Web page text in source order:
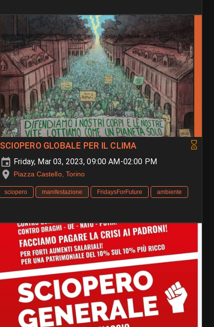
SCIOPERO GLOBALE PER IL CLIMA
Friday, Mar 03, 2023, 09:00 AM-02:00 PM
Piazza Castello, Torino
sciopero manifestazione FridaysForFuture ambiente